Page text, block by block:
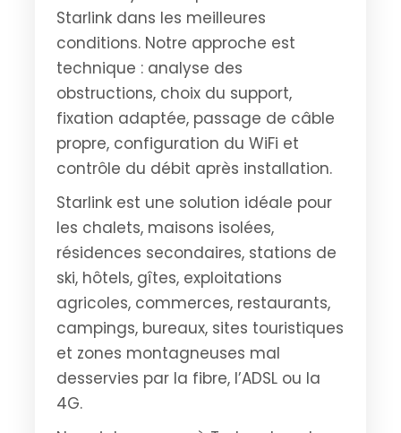
Starlink dans les meilleures
conditions. Notre approche est
technique : analyse des
obstructions, choix du support,
fixation adaptée, passage de câble
propre, configuration du WiFi et
contrôle du débit après installation.
Starlink est une solution idéale pour
les chalets, maisons isolées,
résidences secondaires, stations de
ski, hôtels, gîtes, exploitations
agricoles, commerces, restaurants,
campings, bureaux, sites touristiques
et zones montagneuses mal
desservies par la fibre, l’ADSL ou la
4G.